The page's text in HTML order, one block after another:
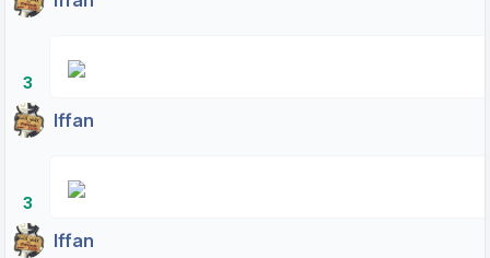
3
Iffan
3
Iffan